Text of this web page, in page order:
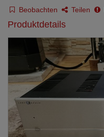
Beobachten Teilen
Produktdetails